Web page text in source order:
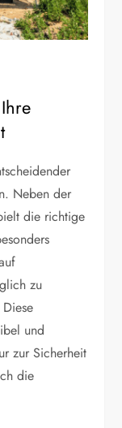
Neben der
die richtige
zu
und
zur Sicherheit
die